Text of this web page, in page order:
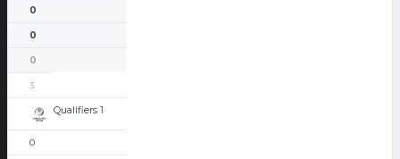
0
0
0
3
Qualifiers 1
0